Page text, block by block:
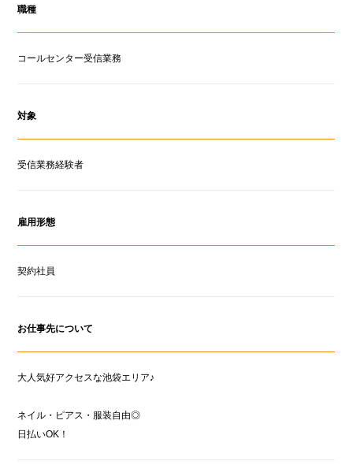
職種
コールセンター受信業務
対象
受信業務経験者
雇用形態
契約社員
お仕事先について
大人気好アクセスな池袋エリア♪
ネイル・ピアス・服装自由◎
日払いOK！